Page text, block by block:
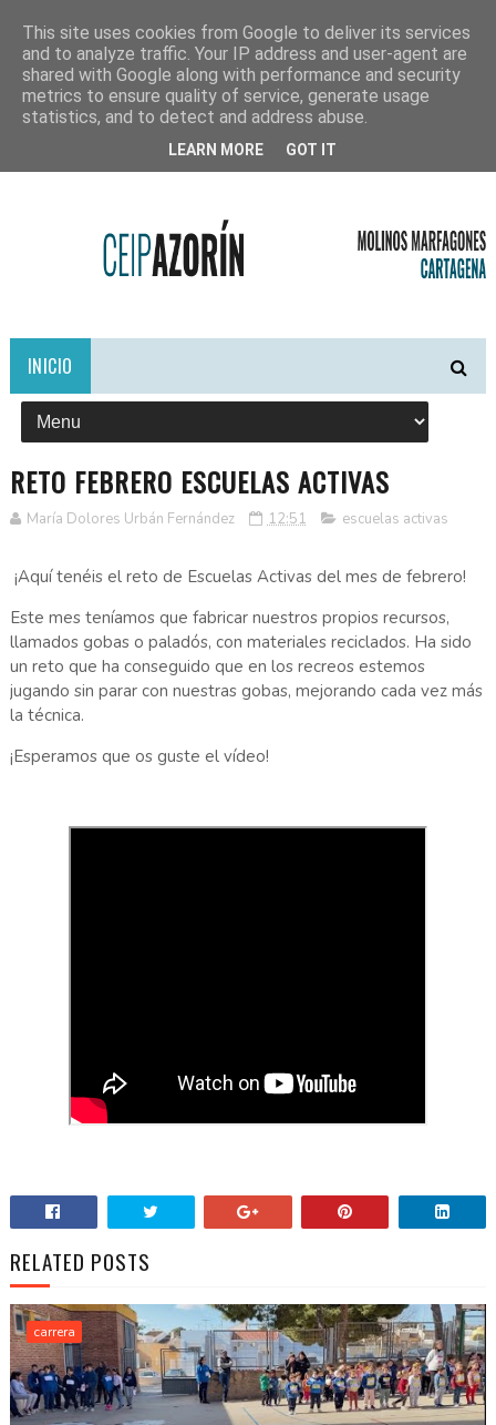
INICIO
RETO FEBRERO ESCUELAS ACTIVAS
María Dolores Urbán Fernández 12:51 escuelas activas
¡Aquí tenéis el reto de Escuelas Activas del mes de febrero!
Este mes teníamos que fabricar nuestros propios recursos,
llamados gobas o paladós, con materiales reciclados. Ha sido
un reto que ha conseguido que en los recreos estemos
jugando sin parar con nuestras gobas, mejorando cada vez más
la técnica.
¡Esperamos que os guste el vídeo!
RELATED POSTS
carrera
This site uses cookies from Google to deliver its services
and to analyze traffic. Your IP address and user-agent are
shared with Google along with performance and security
metrics to ensure quality of service, generate usage
statistics, and to detect and address abuse.
LEARN MORE GOT IT